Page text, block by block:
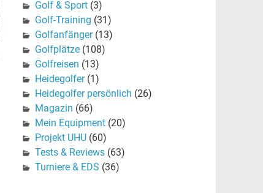
Golf & Sport(3)
Golf-Training (31)
Golfanfänger(13)
Golfplätze(108)
Golfreisen (13)
Heidegolfer(1)
Heidegolfer persönlich (26)
Magazin (66)
Mein Equipment(20)
Projekt UHU(60)
Tests & Reviews(63)
Turniere & EDS (36)